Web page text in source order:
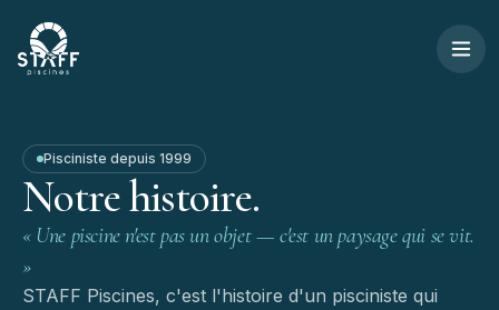
STAFF Piscines — Accueil
Pisciniste depuis 1999
Notrehistoire.
« Une piscine n'est pas un objet — c'est un paysage qui se vit.
»
STAFF Piscines, c'est l'histoire d'un pisciniste qui